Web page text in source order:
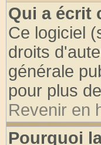
Qui a écrit
Ce logiciel
droits
générale
pour plus
Revenir en
Pourquoi